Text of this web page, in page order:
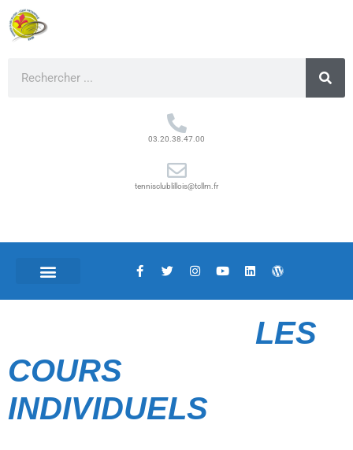
03.20.38.47.00
tennisclublillois@tcllm.fr
LES
COURS
INDIVIDUELS